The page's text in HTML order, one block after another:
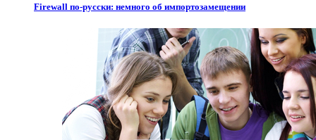
Firewall по-русски: немного об импортозамещении